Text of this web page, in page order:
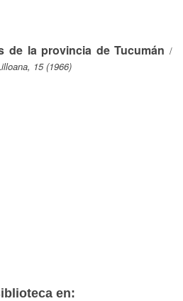
de la provincia de Tucumán /
15 (1966)
en: